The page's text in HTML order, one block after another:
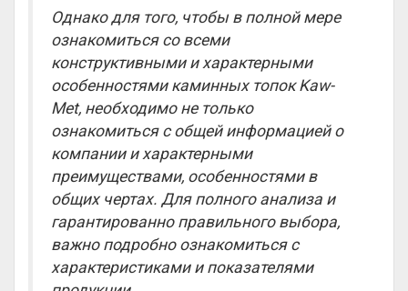
Однако для того, чтобы в полной мере
ознакомиться со всеми
конструктивными и характерными
особенностями каминных топокKaw-
Met, необходимо не только
ознакомиться с общей информацией о
компании и характерными
преимуществами, особенностями в
общих чертах. Для полного анализа и
гарантированно правильного выбора,
важно подробно ознакомиться с
характеристиками и показателями